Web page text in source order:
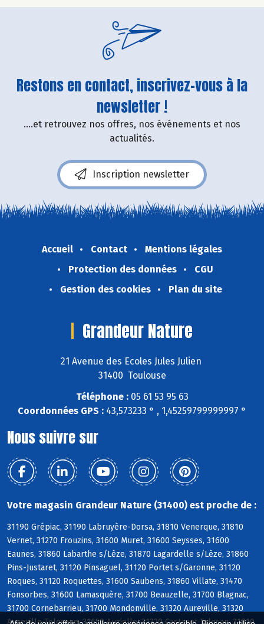
Restons en contact, inscrivez-vous à la
newsletter !
....et retrouvez nos offres, nos événements et nos
actualités.
Inscription newsletter
Accueil Contact
Mentions légales
Protection des données
CGU
Gestion des cookies
Plan du site
Grandeur Nature
21 Avenue des Ecoles Jules Julien
31400 Toulouse
Téléphone :05 61 53 95 63
Coordonnées GPS : 43,573233 ° , 1,45259799999997 °
Nous suivre sur
Votre magasin Grandeur Nature (31400) est proche de :
31190 Grépiac, 31190 Labruyère-Dorsa, 31810 Venerque, 31810
Vernet, 31270 Frouzins, 31600 Muret, 31600 Seysses, 31600
Eaunes, 31860 Labarthe s/Lèze, 31870 Lagardelle s/Lèze, 31860
Pins-Justaret, 31120 Pinsaguel, 31120 Portet s/Garonne, 31120
Roques, 31120 Roquettes, 31600 Saubens, 31860 Villate, 31470
Fonsorbes, 31600 Lamasquère, 31700 Beauzelle, 31700 Blagnac,
31700 Cornebarrieu, 31700 Mondonville, 31320 Aureville, 31320